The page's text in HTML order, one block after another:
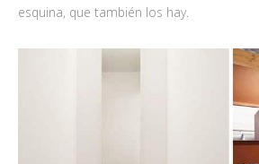
esquina, que también los hay.